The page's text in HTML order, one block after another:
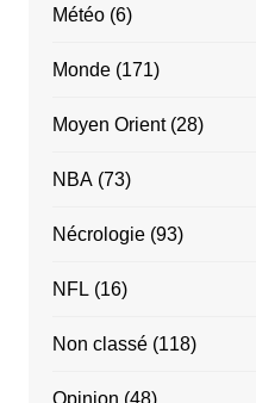
Météo(6)
Monde(171)
Moyen Orient(28)
NBA(73)
Nécrologie(93)
NFL (16)
Non classé(118)
Opinion (48)